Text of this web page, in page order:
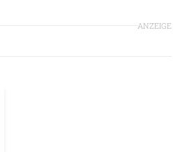
ANZEIGE